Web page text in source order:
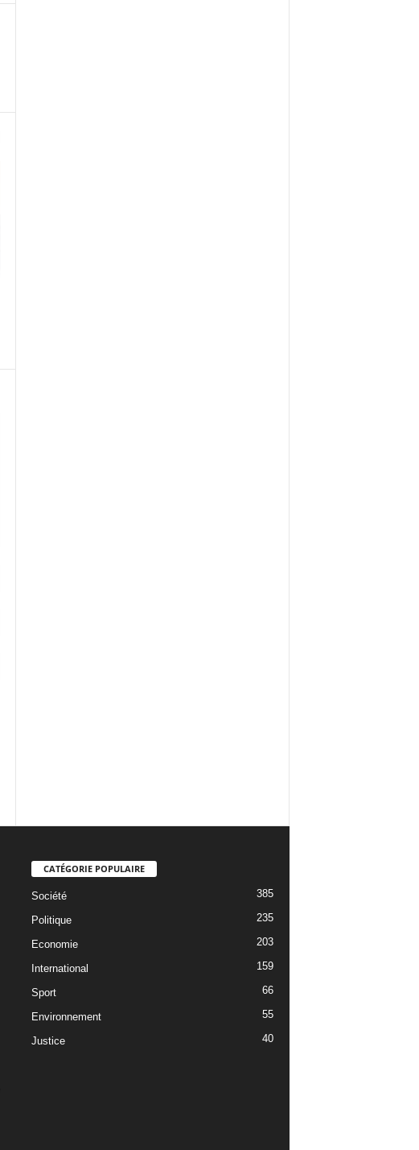
CATÉGORIE POPULAIRE
Société 385
Politique 235
Economie 203
International 159
Sport 66
Environnement 55
Justice 40